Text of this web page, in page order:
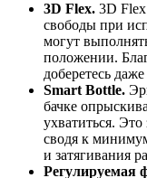
3D Flex. 3D
свободы при
могут
положении.
доберетесь
Smart Bottle.
бачке
ухватиться.
сводя к
и затягивания
Регулируемая